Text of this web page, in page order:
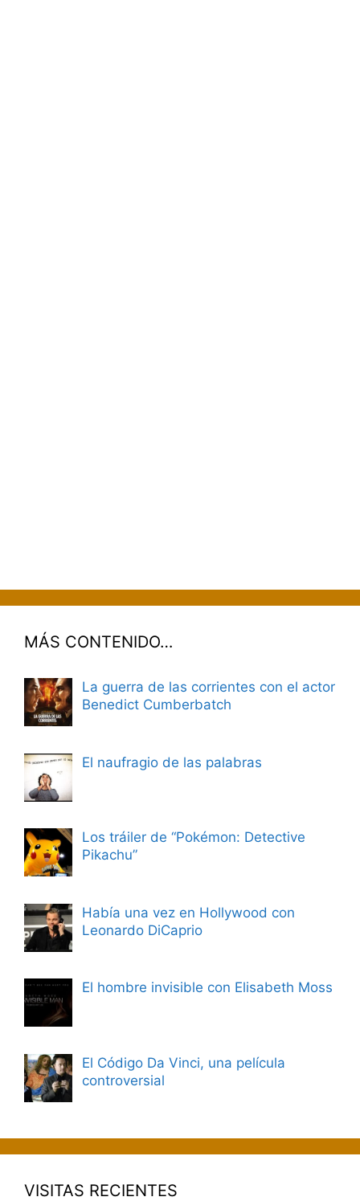
MÁS CONTENIDO…
La guerra de las corrientes con el actor
Benedict Cumberbatch
El naufragio de las palabras
Los tráiler de “Pokémon: Detective
Pikachu”
Había una vez en Hollywood con
Leonardo DiCaprio
El hombre invisible con Elisabeth Moss
El Código Da Vinci, una película
controversial
VISITAS RECIENTES